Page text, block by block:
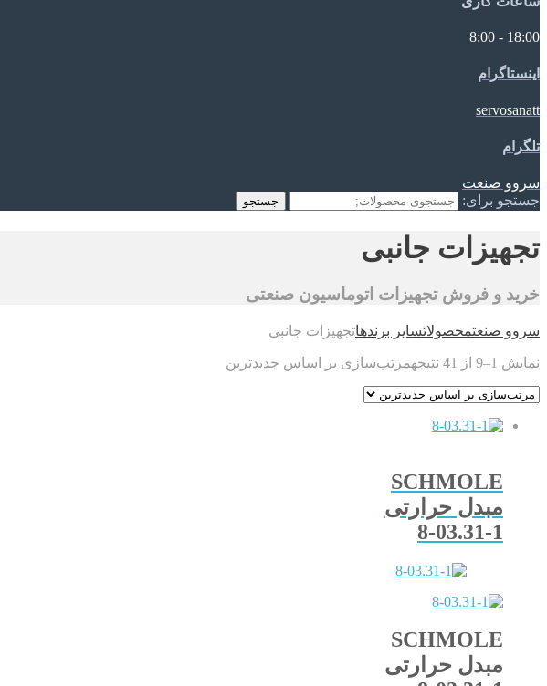
18:00 - 8:00
اینستاگرام
servosanatt
تلگرام
سروو صنعت
جستجو برای:
جستجو
تجهیزات جانبی
خرید و فروش تجهیزات اتوماسیون صنعتی
سروو صنعتمحصولاتسایر برندهاتجهیزات جانبی
نمایش 1–9 از 41 نتیجه مرتب‌سازی بر اساس جدیدترین
SCHMOLE
مبدل حرارتی
8-03.31-1
SCHMOLE
مبدل حرارتی